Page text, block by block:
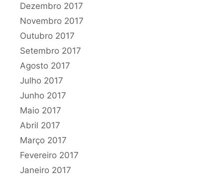
Dezembro 2017
Novembro 2017
Outubro 2017
Setembro 2017
Agosto 2017
Julho 2017
Junho 2017
Maio 2017
Abril 2017
Março 2017
Fevereiro 2017
Janeiro 2017